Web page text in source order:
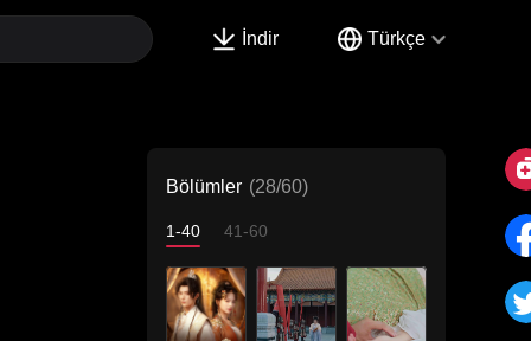
İndir Türkçe
Bölümler (28/60)
1-40 41-60